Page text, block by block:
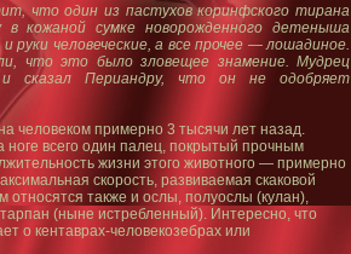
что один из пастухов коринфского тирана
в кожаной сумке новорожденного детеныша
руки человеческие, а все прочее — лошадиное.
что это было зловещее знамение. Мудрец
сказал Периандру, что он не одобряет
человеком примерно 3 тысячи лет назад.
всего один палец, покрытый прочным
жизни этого животного — примерно
скорость, развиваемая скаковой
также и ослы, полуослы (кулан),
(ныне истребленный). Интересно, что
о кентаврах-человекозебрах или